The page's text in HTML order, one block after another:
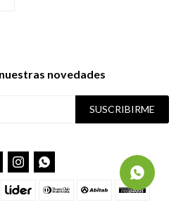
novedades
SUSCRIBIRME
 